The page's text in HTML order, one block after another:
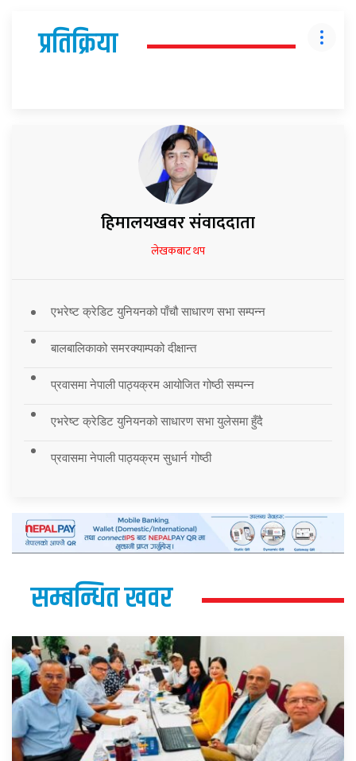
प्रतिक्रिया
हिमालयखवर संवाददाता
लेखकबाट थप
एभरेष्ट क्रेडिट युनियनको पाँचौ साधारण सभा सम्पन्न
बालबालिकाको समरक्याम्पको दीक्षान्त
प्रवासमा नेपाली पाठ्यक्रम आयोजित गोष्ठी सम्पन्न
एभरेष्ट क्रेडिट युनियनको साधारण सभा युलेसमा हुँदै
प्रवासमा नेपाली पाठ्यक्रम सुधार्न गोष्ठी
सम्बन्धित खवर